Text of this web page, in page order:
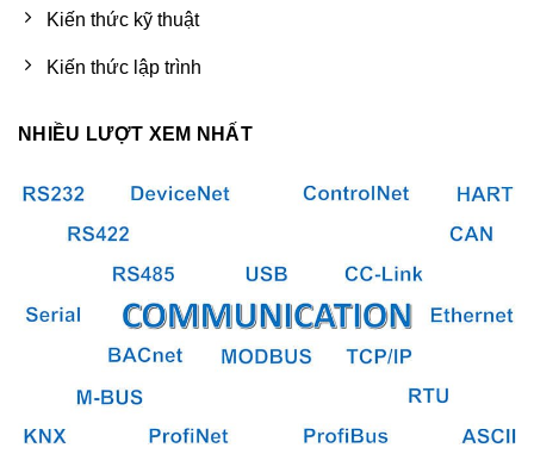
Kiến thức kỹ thuật
Kiến thức lập trình
NHIỀU LƯỢT XEM NHẤT